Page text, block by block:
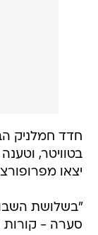
חדד חמלניק
בטוויטר,
יצאו
"בשלושת
סערה - קורות